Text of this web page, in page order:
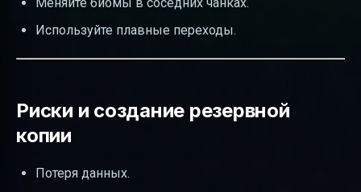
Используйте плавные переходы.
Риски и создание резервной
копии
Потеря данных.